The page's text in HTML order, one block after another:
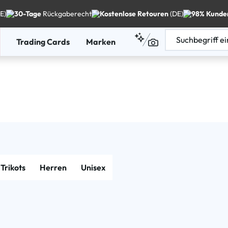
30-Tage Rückgaberecht Kostenlose Retouren(DE) 98%
Trading Cards Marken
Trikots Herren Unisex